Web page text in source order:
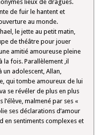
lieux de dragues.
de fuir le hantent et
au monde.
le jette au petit matin,
de théâtre pour jouer
une amitié amoureuse pleine
fois. Parallèlement ,il
un adolescent, Allan,
qui tombe amoureux de lui
se révéler de plus en plus
malmené par ses «
ses déclarations d’amour
en sentiments complexes et